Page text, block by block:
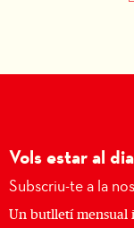
Vols estar al
Subscriu-te a la
Un butlletí mensual